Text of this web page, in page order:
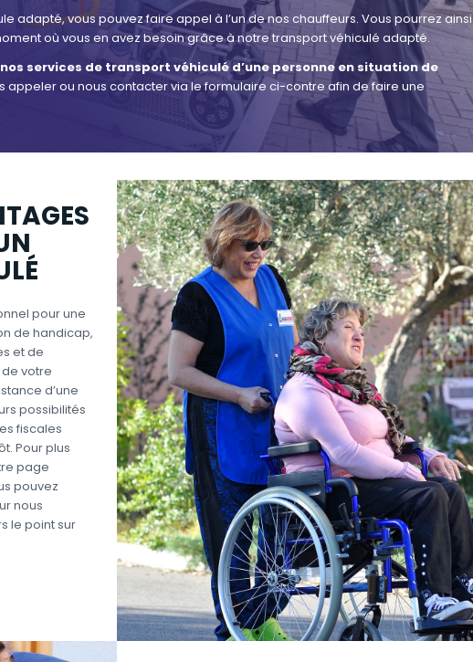
adapté, vous pouvez faire appel à l’un de nos chauffeurs. Vous pourrez ainsi
où vous en avez besoin grâce à notre transport véhiculé adapté.
nos services de transport véhiculé d’une personne en situation de
appeler ou nous contacter via le formulaire ci-contre afin de faire une
pour une
de handicap,
et de
votre
d’une
possibilités
fiscales
Pour plus
page
pouvez
nous
le point sur